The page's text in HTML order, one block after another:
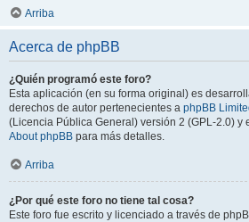
Arriba
Acerca de phpBB
¿Quién programó este foro?
Esta aplicación (en su forma original) es
derechos de autor pertenecientes a phpBB
(Licencia Pública General) versión 2 (GPL-2.0) y
About phpBB para más detalles.
Arriba
¿Por qué este foro no tiene tal cosa?
Este foro fue escrito y licenciado a través de